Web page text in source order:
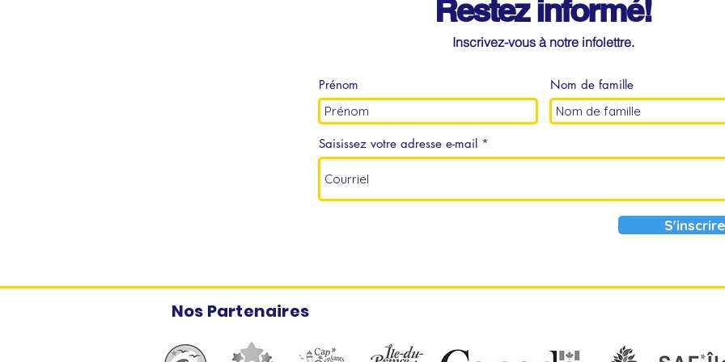
Restez informé!
Inscrivez-vous à notre infolettre.
Prénom Nom de famille
Saisissez votre adresse e-mail
S'inscrire
Nos Partenaires